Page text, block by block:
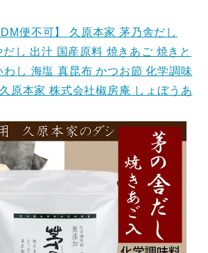
DM便不可】 久原本家 茅乃舎だし
し 出汁 国産原料 焼きあご 焼きと
わし 海塩 真昆布 かつお節 化学調味
原本家 株式会社椒房庵 しょぼうあ